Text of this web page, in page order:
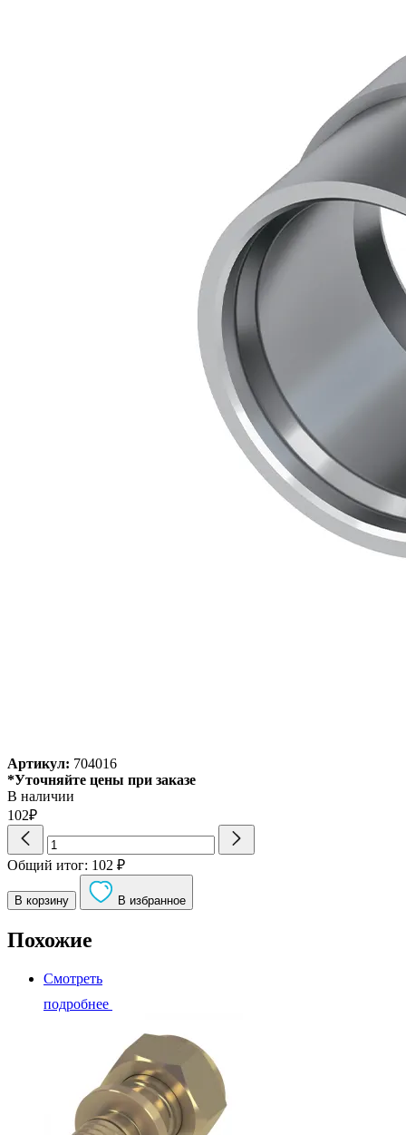
Артикул: 704016
*Уточняйте цены при заказе
В наличии
102₽
Количество
товара
TECEflex
втулка
для
цельнопластиковой
трубы,
Общий итог: 102 ₽
В корзину В избранное
Похожие
Смотреть
подробнее